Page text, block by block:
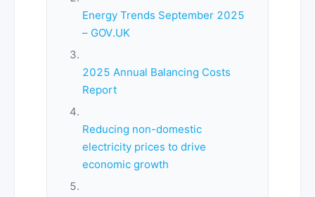
Energy Trends September 2025
– GOV.UK
2025 Annual Balancing Costs
Report
Reducing non-domestic
electricity prices to drive
economic growth